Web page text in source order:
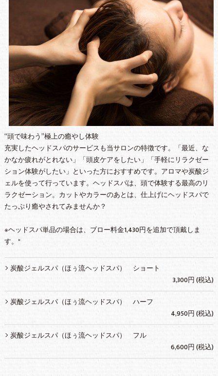
“頭で味わう”極上の癒やし体験
充実したヘッドスパのサービスも当サロンの特徴です。「最近、な
かなか疲れがとれない」「頭皮ケアをしたい」「手軽にリラクゼー
ション体験がしたい」といった方におすすめです。アロマや炭酸ジ
ェルを使って行っています。ヘッドスパは、頭で体験する最高のリ
ラクゼーション。カットやカラーのあとは、仕上げにヘッドスパで
たっぷり癒やされてみませんか？
※ヘッドスパ単品の場合は、ブロー料金1,430円を追加で頂戴しま
す。"
炭酸ジェルスパ（ほぅ流ヘッドスパ） ショート
3,300円 (税込)
炭酸ジェルスパ（ほぅ流ヘッドスパ） ハーフ
4,950円 (税込)
炭酸ジェルスパ（ほぅ流ヘッドスパ） フル
6,600円 (税込)